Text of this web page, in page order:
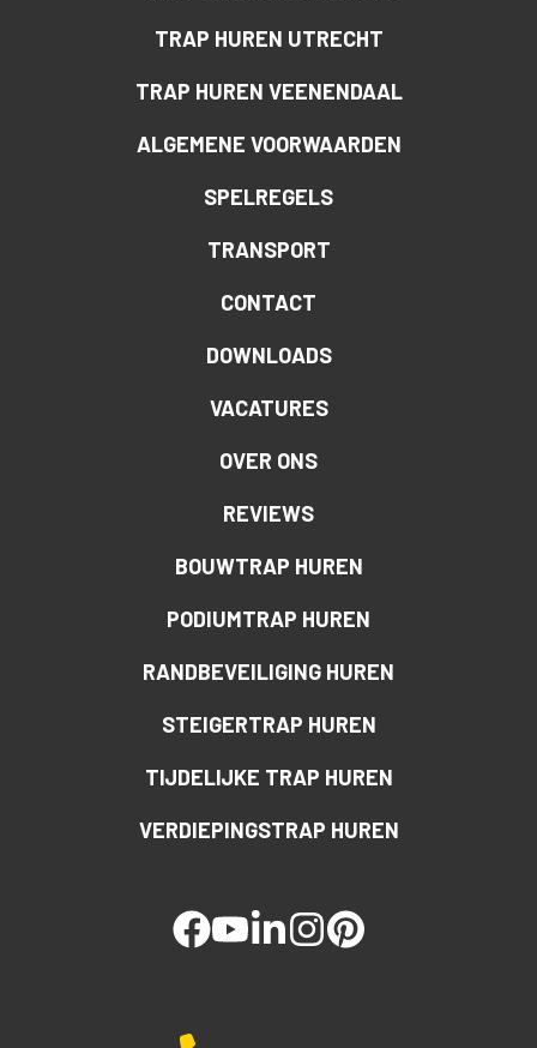
TRAP HUREN UTRECHT
TRAP HUREN VEENENDAAL
ALGEMENE VOORWAARDEN
SPELREGELS
TRANSPORT
CONTACT
DOWNLOADS
VACATURES
OVER ONS
REVIEWS
BOUWTRAP HUREN
PODIUMTRAP HUREN
RANDBEVEILIGING HUREN
STEIGERTRAP HUREN
TIJDELIJKE TRAP HUREN
VERDIEPINGSTRAP HUREN
facebook
youtube
linkedinstagram
pinterest